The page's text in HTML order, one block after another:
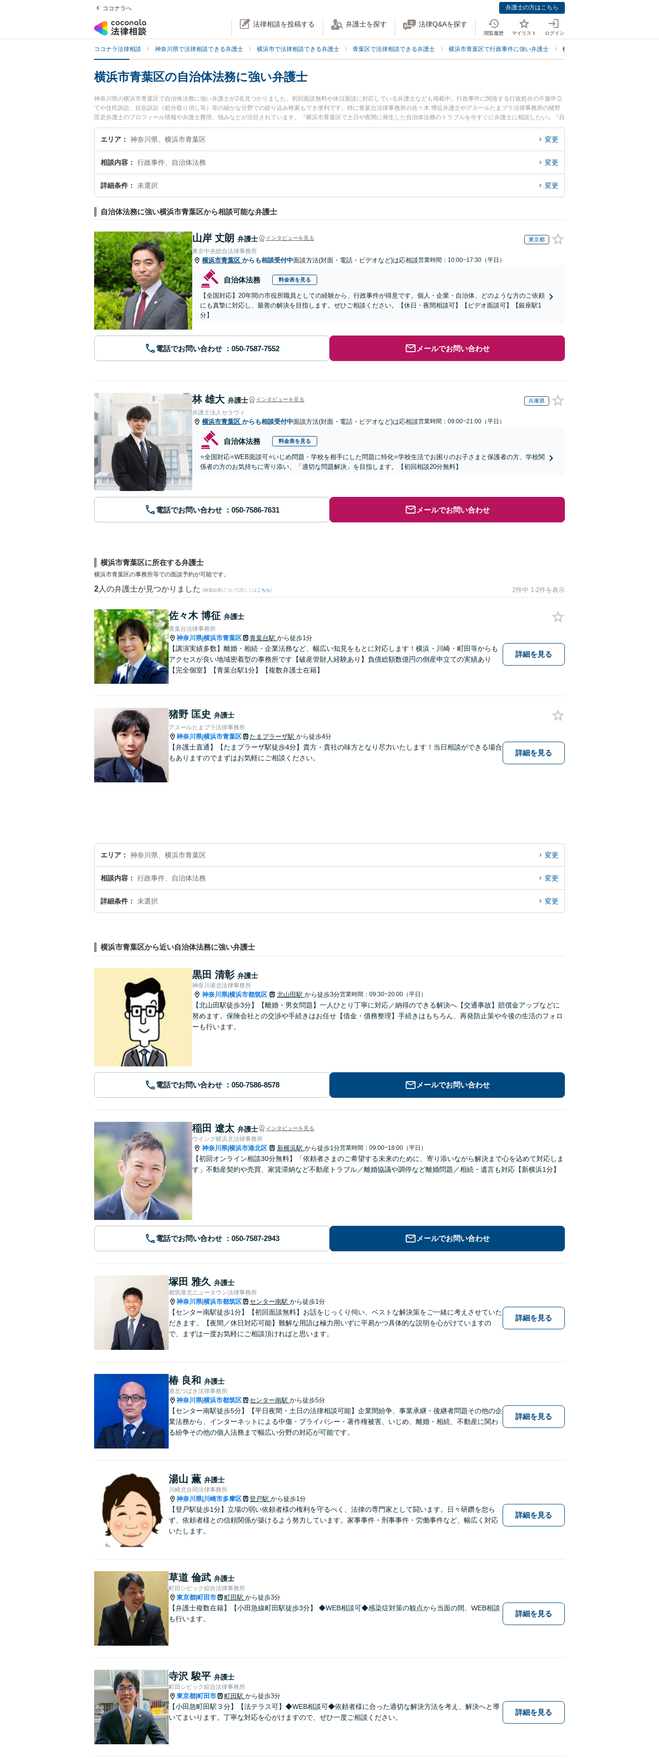
ココナラへ 弁護士の方はこちら
法律相談を投稿する 弁護士を探す 法律Q&Aを探す
閲覧履歴 マイリスト ログイン
ココナラ法律相談 神奈川県で法律相談できる弁護士 横浜市で法律相談できる弁護士 青葉区で法律相談できる弁護士 横浜市青葉区で行政事件に強い弁護士 横浜市青葉区で自治体法務に強い弁
横浜市青葉区の自治体法務に強い弁護士
神奈川県の横浜市青葉区で自治体法務に強い弁護士が2名見つかりました。初回面談無料や休日面談に対応している弁護士なども掲載中。行政事件に関係する行政処分の不服申立
てや住民訴訟、抗告訴訟（処分取り消し等）等の細かな分野での絞り込み検索もでき便利です。特に青葉台法律事務所の佐々木 博征弁護士やアスールたまプラ法律事務所の猪野
匡史弁護士のプロフィール情報や弁護士費用、強みなどが注目されています。『横浜市青葉区で土日や夜間に発生した自治体法務のトラブルを今すぐに弁護士に相談したい』『自
治体法務のトラブル解決の実績豊富な近くの弁護士を検索したい』『初回相談無料で自治体法務を法律相談できる横浜市青葉区内の弁護士に相談予約したい』などでお困りの相談
者さんにおすすめです。
エリア 神奈川県、横浜市青葉区 変更
相談内容 行政事件、自治体法務 変更
詳細条件 未選択 変更
自治体法務に強い横浜市青葉区から相談可能な弁護士
山岸 丈朗 弁護士 インタビューを見る 東京都
東京中央総合法律事務所
横浜市青葉区 からも相談受付中面談方法(対面・電話・ビデオなど)は応相談営業時間：10:00~17:30（平日）
自治体法務 料金表を見る
【全国対応】20年間の市役所職員としての経験から、行政事件が得意です。個人・企業・自治体、どのような方のご依頼
にも真摯に対応し、最善の解決を目指します。ぜひご相談ください。【休日・夜間相談可】【ビデオ面談可】【銀座駅1
分】
電話でお問い合わせ メールでお問い合わせ
林 雄大 弁護士 インタビューを見る 兵庫県
弁護士法人セラヴィ
横浜市青葉区 からも相談受付中面談方法(対面・電話・ビデオなど)は応相談営業時間：09:00~21:00（平日）
自治体法務 料金表を見る
⭐️全国対応⭐️WEB面談可⭐️いじめ問題・学校を相手にした問題に特化⭐️学校生活でお困りのお子さまと保護者の方、学校関
係者の方のお気持ちに寄り添い、「適切な問題解決」を目指します。【初回相談20分無料】
電話でお問い合わせ メールでお問い合わせ
横浜市青葉区に所在する弁護士
横浜市青葉区の事務所等での面談予約が可能です。
2 人の弁護士が見つかりました (検索結果について詳しくは こちら) 2件中 1-2件を表示
佐々木 博征 弁護士
青葉台法律事務所
神奈川県|横浜市青葉区 青葉台駅 から徒歩1分
【講演実績多数】離婚・相続・企業法務など、幅広い知見をもとに対応します！横浜・川崎・町田等からも
アクセスが良い地域密着型の事務所です【破産管財人経験あり】負債総額数億円の倒産申立ての実績あり
【完全個室】【青葉台駅1分】【複数弁護士在籍】
詳細を見る
猪野 匡史 弁護士
アスールたまプラ法律事務所
神奈川県|横浜市青葉区 たまプラーザ駅 から徒歩4分
【弁護士直通】【たまプラーザ駅徒歩4分】貴方・貴社の味方となり尽力いたします！当日相談ができる場合
もありますのでまずはお気軽にご相談ください。
詳細を見る
エリア 神奈川県、横浜市青葉区 変更
相談内容 行政事件、自治体法務 変更
詳細条件 未選択 変更
横浜市青葉区から近い自治体法務に強い弁護士
黒田 清彰 弁護士
神奈川港北法律事務所
神奈川県|横浜市都筑区 北山田駅 から徒歩3分営業時間：09:30~20:00（平日）
【北山田駅徒歩3分】【離婚・男女問題】一人ひとり丁寧に対応／納得のできる解決へ【交通事故】賠償金アップなどに
努めます。保険会社との交渉や手続きはお任せ【借金・債務整理】手続きはもちろん、再発防止策や今後の生活のフォロ
ーも行います。
電話でお問い合わせ メールでお問い合わせ
稲田 遼太 弁護士 インタビューを見る
ウイング横浜北法律事務所
神奈川県|横浜市港北区 新横浜駅 から徒歩1分営業時間：09:00~18:00（平日）
【初回オンライン相談30分無料】「依頼者さまのご希望する未来のために、寄り添いながら解決まで心を込めて対応しま
す」不動産契約や売買、家賃滞納など不動産トラブル／離婚協議や調停など離婚問題／相続・遺言も対応【新横浜1分】
電話でお問い合わせ メールでお問い合わせ
塚田 雅久 弁護士
都筑港北ニュータウン法律事務所
神奈川県|横浜市都筑区 センター南駅 から徒歩1分
【センター南駅徒歩1分】【初回面談無料】お話をじっくり伺い、ベストな解決策をご一緒に考えさせていた
だきます。【夜間／休日対応可能】難解な用語は極力用いずに平易かつ具体的な説明を心がけていますの
で、まずは一度お気軽にご相談頂ければと思います。
詳細を見る
椿 良和 弁護士
港北つばき法律事務所
神奈川県|横浜市都筑区 センター南駅 から徒歩5分
【センター南駅徒歩5分】【平日夜間・土日の法律相談可能】企業間紛争、事業承継・後継者問題その他の企
業法務から、インターネットによる中傷・プライバシー・著作権被害、いじめ、離婚・相続、不動産に関わ
る紛争その他の個人法務まで幅広い分野の対応が可能です。
詳細を見る
湯山 薫 弁護士
川崎北合同法律事務所
神奈川県| 川崎市多摩区 登戸駅 から徒歩1分
【登戸駅徒歩1分】立場の弱い依頼者様の権利を守るべく、法律の専門家として闘います。日々研鑽を怠ら
ず、依頼者様との信頼関係が築けるよう努力しています。家事事件・刑事事件・労働事件など、幅広く対応
いたします。
詳細を見る
草道 倫武 弁護士
町田シビック綜合法律事務所
東京都 町田市 町田駅 から徒歩3分
【弁護士複数在籍】【小田急線町田駅徒歩3分】 ◆WEB相談可◆感染症対策の観点から当面の間、WEB相談
も行います。
詳細を見る
寺沢 駿平 弁護士
町田シビック綜合法律事務所
東京都 町田市 町田駅 から徒歩3分
【小田急町田駅３分】【法テラス可】◆WEB相談可◆依頼者様に合った適切な解決方法を考え、解決へと導
いてまいります。丁寧な対応を心がけますので、ぜひ一度ご相談ください。
詳細を見る